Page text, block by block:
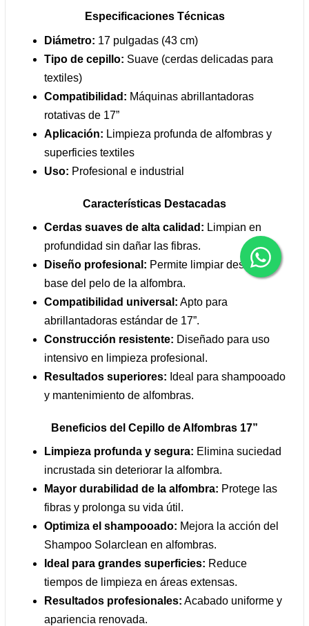
Especificaciones Técnicas
Diámetro: 17 pulgadas (43 cm)
Tipo de cepillo: Suave (cerdas delicadas para
textiles)
Compatibilidad: Máquinas abrillantadoras
rotativas de 17”
Aplicación: Limpieza profunda de alfombras y
superficies textiles
Uso: Profesional e industrial
Características Destacadas
Cerdas suaves de alta calidad: Limpian en
profundidad sin dañar las fibras.
Diseño profesional: Permite limpiar desde la
base del pelo de la alfombra.
Compatibilidad universal: Apto para
abrillantadoras estándar de 17”.
Construcción resistente: Diseñado para uso
intensivo en limpieza profesional.
Resultados superiores: Ideal para shampooado
y mantenimiento de alfombras.
Beneficios del Cepillo de Alfombras 17”
Limpieza profunda y segura: Elimina suciedad
incrustada sin deteriorar la alfombra.
Mayor durabilidad de la alfombra: Protege las
fibras y prolonga su vida útil.
Optimiza el shampooado: Mejora la acción del
Shampoo Solarclean en alfombras.
Ideal para grandes superficies: Reduce
tiempos de limpieza en áreas extensas.
Resultados profesionales: Acabado uniforme y
apariencia renovada.